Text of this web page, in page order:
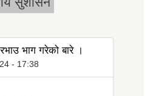
भाग गरेको बारे ।
- 17:38